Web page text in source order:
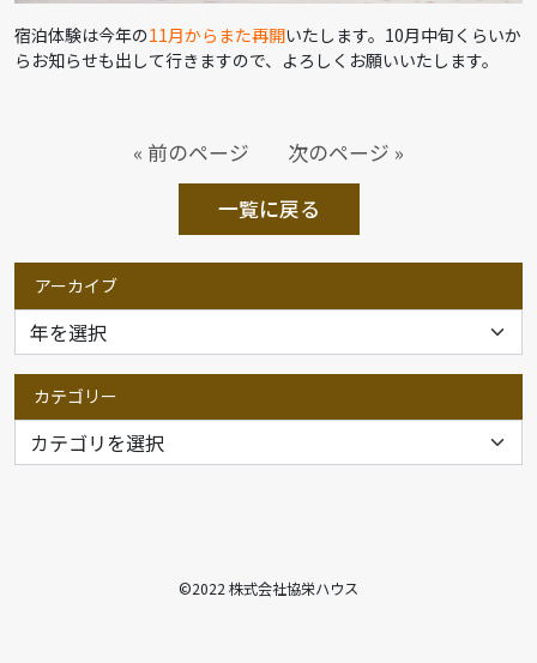
宿泊体験は今年の11月からまた再開いたします。10月中旬くらいか
らお知らせも出して行きますので、よろしくお願いいたします。
« 前のページ
一覧に戻る
次のページ »
アーカイブ
カテゴリー
©2022 株式会社協栄ハウス